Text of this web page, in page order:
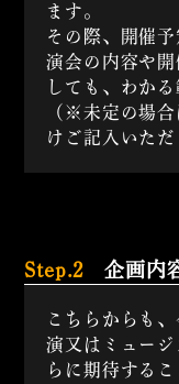
ます。
その際、開催
演会の内容や
しても、わか
（※未定の場
けご記入いた
Step.2 企画内
こちらからも
演又はミュー
らに期待する